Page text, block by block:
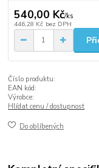
540,00 Kč/ks
446,28 Kč bez DPH
Číslo produktu:
EAN kód:
Výrobce:
Hlídat cenu / dostupnost
Do oblíbených